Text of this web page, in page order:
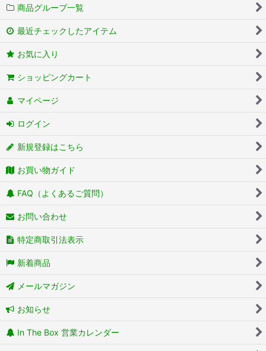
商品グループ一覧
最近チェックしたアイテム
お気に入り
ショッピングカート
マイページ
ログイン
新規登録はこちら
お買い物ガイド
FAQ（よくあるご質問）
お問い合わせ
特定商取引法表示
新着商品
メールマガジン
お知らせ
In The Box 営業カレンダー